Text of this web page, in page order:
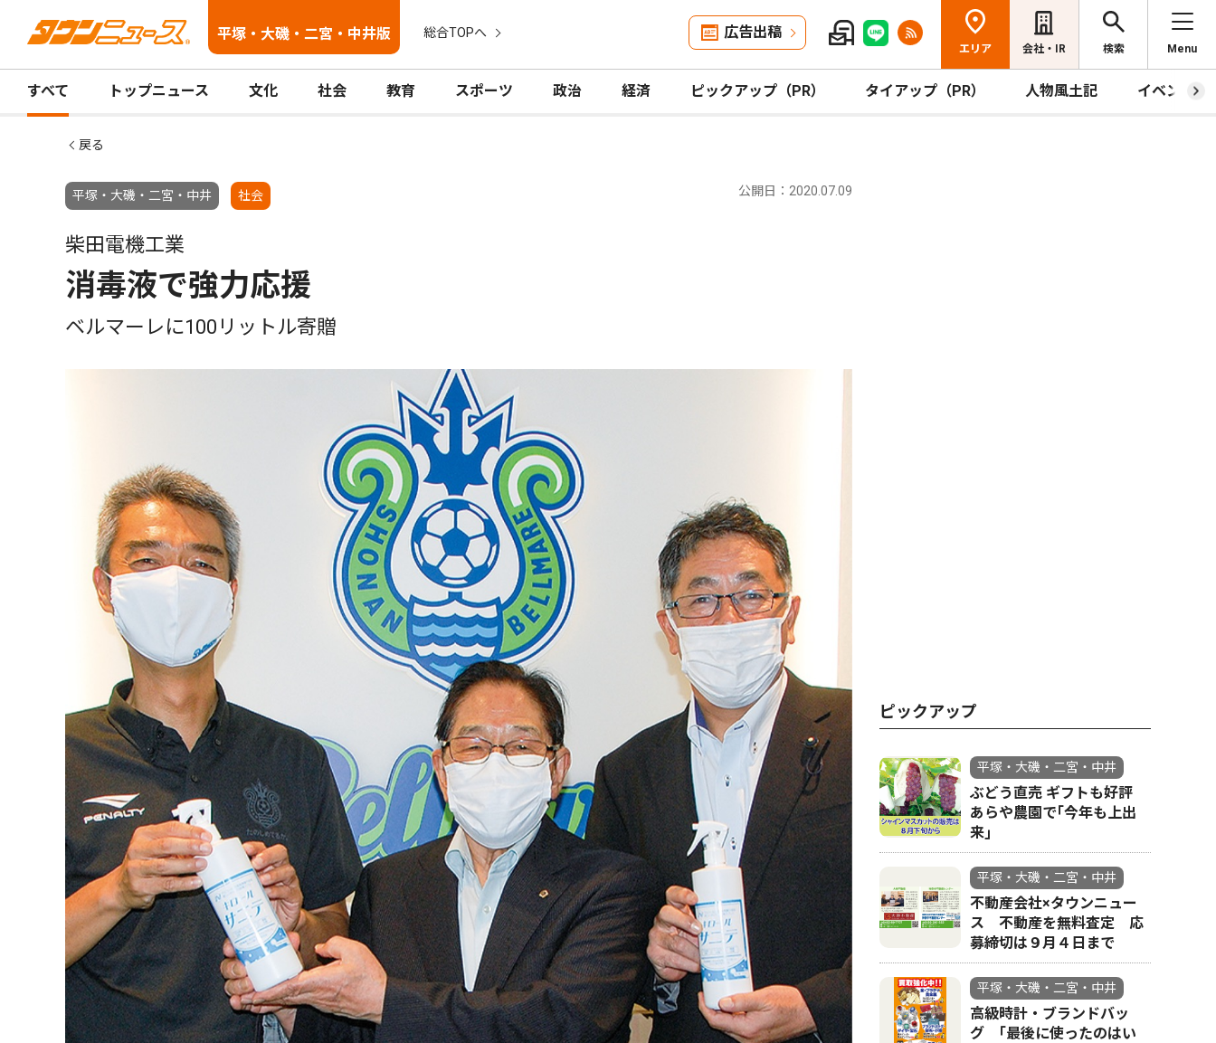
平塚・大磯・二宮・中井版 総合TOPへ 広告出稿
エリア 会社・IR 検索 Menu
すべて トップニュース 文化 社会 教育 スポーツ 政治 経済 ピックアップ（PR） タイアップ（PR） 人物風土記 イベント
戻る
平塚・大磯・二宮・中井 社会 公開日：2020.07.09
柴田電機工業
消毒液で強力応援
ベルマーレに100リットル寄贈
ピックアップ
平塚・大磯・二宮・中井
ぶどう直売 ギフトも好評
あらや農園で｢今年も上出
来｣
平塚・大磯・二宮・中井
不動産会社×タウンニュー
ス 不動産を無料査定 応
募締切は９月４日まで
平塚・大磯・二宮・中井
高級時計・ブランドバッ
グ ｢最後に使ったのはい